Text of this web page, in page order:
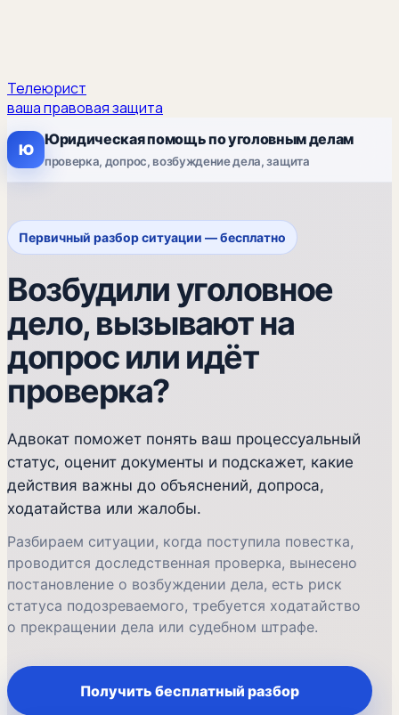
Телеюрист
ваша правовая защита
Ю
Юридическая помощь по уголовным делам
проверка, допрос, возбуждение дела, защита
Первичный разбор ситуации — бесплатно
Возбудили уголовное
дело, вызывают на
допрос или идёт
проверка?
Адвокат поможет понять ваш процессуальный
статус, оценит документы и подскажет, какие
действия важны до объяснений, допроса,
ходатайства или жалобы.
Разбираем ситуации, когда поступила повестка,
проводится доследственная проверка, вынесено
постановление о возбуждении дела, есть риск
статуса подозреваемого, требуется ходатайство
о прекращении дела или судебном штрафе.
Получить бесплатный разбор